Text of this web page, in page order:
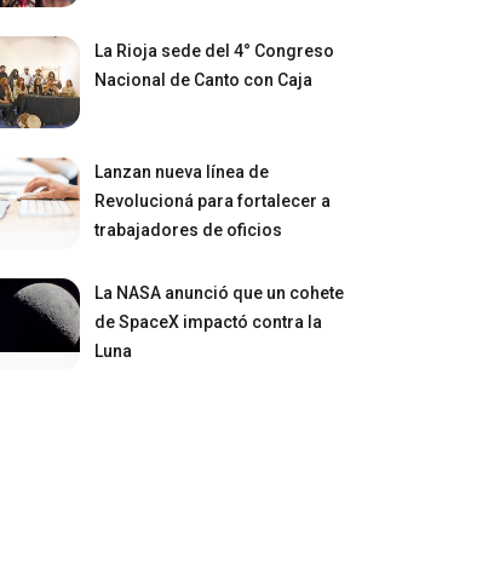
La Rioja sede del 4° Congreso
Nacional de Canto con Caja
Lanzan nueva línea de
Revolucioná para fortalecer a
trabajadores de oficios
La NASA anunció que un cohete
de SpaceX impactó contra la
Luna